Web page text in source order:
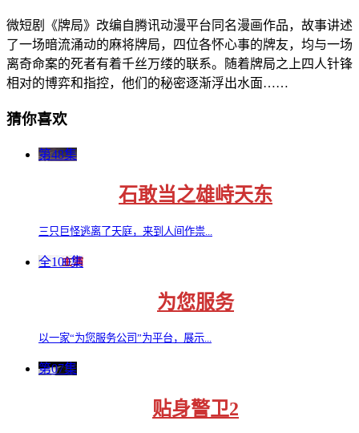
微短剧《牌局》改编自腾讯动漫平台同名漫画作品，故事讲述
了一场暗流涌动的麻将牌局，四位各怀心事的牌友，均与一场
离奇命案的死者有着千丝万缕的联系。随着牌局之上四人针锋
相对的博弈和指控，他们的秘密逐渐浮出水面……
猜你喜欢
第48集
石敢当之雄峙天东
三只巨怪逃离了天庭，来到人间作祟...
全100集
为您服务
以一家“为您服务公司”为平台，展示...
第07集
贴身警卫2